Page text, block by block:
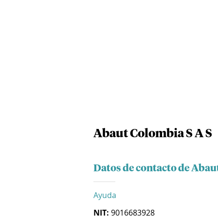
Abaut Colombia S A S
Datos de contacto de
Ayuda
NIT: 9016683928